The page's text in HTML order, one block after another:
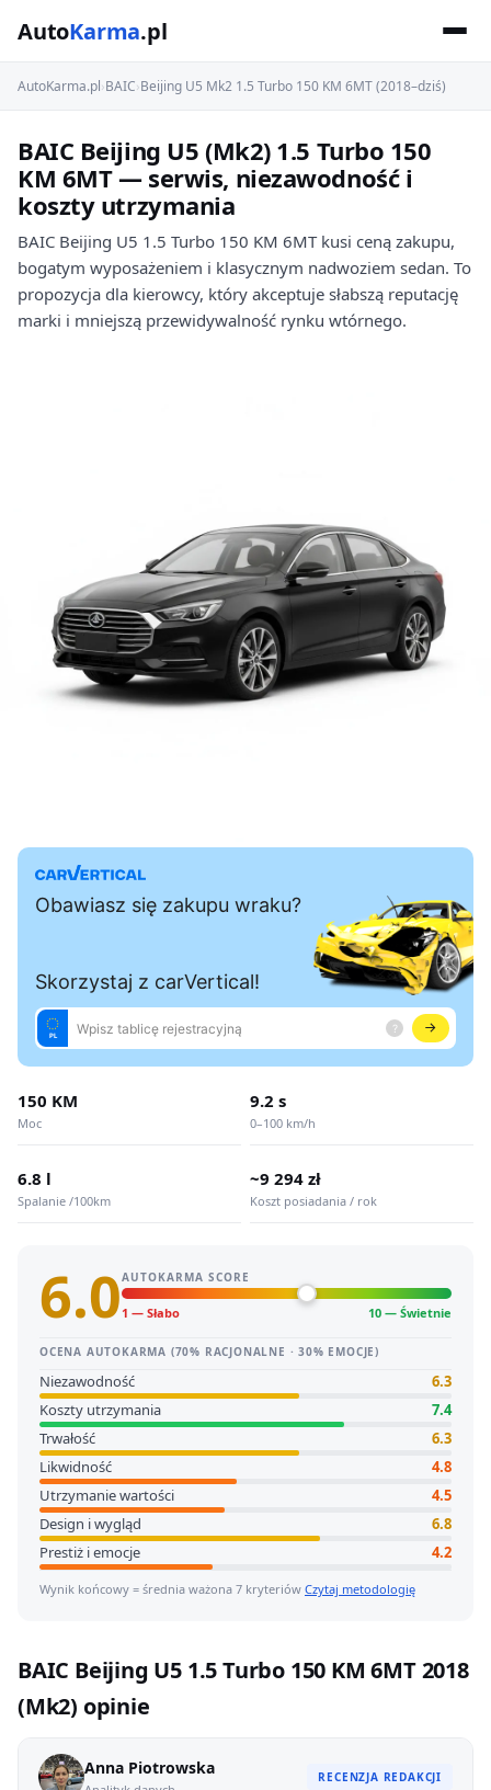
AutoKarma.pl
AutoKarma.pl›BAIC›Beijing U5 Mk2 1.5 Turbo 150 KM 6MT (2018–dziś)
BAIC Beijing U5 (Mk2) 1.5 Turbo 150
KM 6MT — serwis, niezawodność i
koszty utrzymania
BAIC Beijing U5 1.5 Turbo 150 KM 6MT kusi ceną zakupu,
bogatym wyposażeniem i klasycznym nadwoziem sedan. To
propozycja dla kierowcy, który akceptuje słabszą reputację
marki i mniejszą przewidywalność rynku wtórnego.
150 KM
Moc
9.2 s
0–100 km/h
6.8 l
Spalanie /100km
~9 294 zł
Koszt posiadania / rok
6.0AUTOKARMA SCORE
1 — Słabo 10 — Świetnie
OCENA AUTOKARMA (70% RACJONALNE · 30% EMOCJE)
Niezawodność
6.3
Koszty utrzymania
7.4
Trwałość
6.3
Likwidność
4.8
Utrzymanie wartości
4.5
Design i wygląd
6.8
Prestiż i emocje
4.2
Wynik końcowy = średnia ważona 7 kryteriów Czytaj metodologię
BAIC Beijing U5 1.5 Turbo 150 KM 6MT 2018
(Mk2) opinie
Anna Piotrowska RECENZJA REDAKCJI